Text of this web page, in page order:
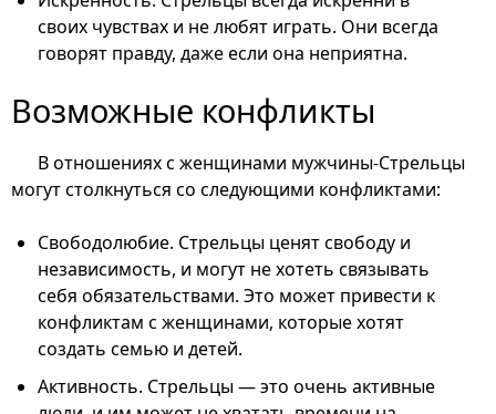
своих чувствах и не любят играть. Они всегда
говорят правду, даже если она неприятна.
Возможные конфликты
В отношениях с женщинами мужчины-Стрельцы
могут столкнуться со следующими конфликтами:
Свободолюбие. Стрельцы ценят свободу и
независимость, и могут не хотеть связывать
себя обязательствами. Это может привести к
конфликтам с женщинами, которые хотят
создать семью и детей.
Активность. Стрельцы — это очень активные